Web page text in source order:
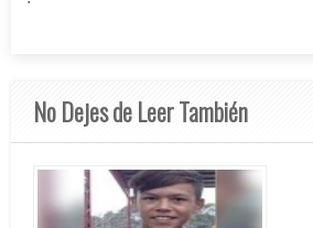
No Dejes de Leer También